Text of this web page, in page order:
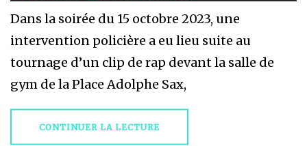
Dans la soirée du 15 octobre 2023, une
intervention policière a eu lieu suite au
tournage d’un clip de rap devant la salle de
gym de la Place Adolphe Sax,
CONTINUER LA LECTURE